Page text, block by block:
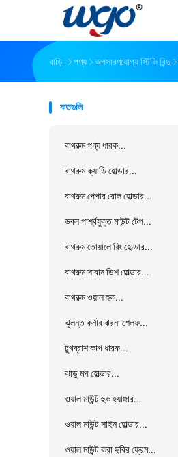
বাড়ি পণ্য অপসারণযোগ্য স্টিকি বিন্দু
কতগুলি
বাথরুম পণ্য ধারক...
বাথরুম ক্যাডি হোল্ডার...
বাথরুম পেপার রোল হোল্ডার...
ডবল পার্শ্বযুক্ত মাউন্ট টেপ...
বাথরুম তোয়ালে রিং হোল্ডার...
বাথরুম সাবান ডিশ হোল্ডার...
বাথরুম ওয়াল হুক...
ঝুলন্ত কর্নার ঝরনা শেলফ...
টুথব্রাশ কাপ ধারক...
ঝাড়ু মপ হোল্ডার...
ওয়াল মাউন্ট হুক হ্যাঙ্গার...
ওয়াল মাউন্ট সাইন হোল্ডার...
ওয়াল মাউন্ট করা ছবির ফ্রেম...